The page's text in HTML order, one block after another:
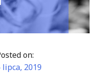
on:
lipca, 2019